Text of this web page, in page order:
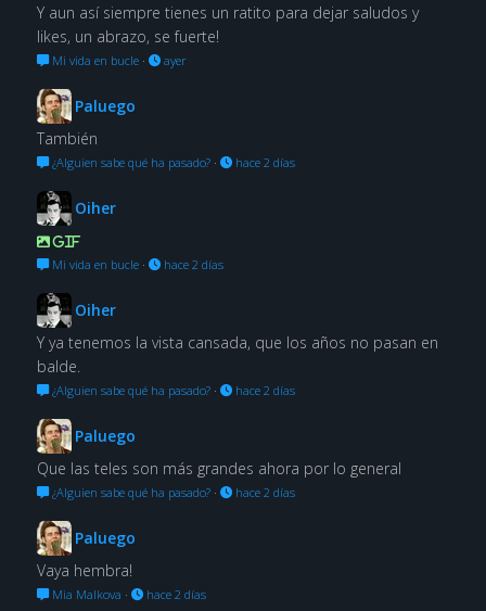
Y aun así siempre tienes un ratito para dejar saludos y
likes, un abrazo, se fuerte!
Mi vida en bucle· ayer
Paluego
También
¿Alguien sabe qué ha pasado?· hace 2 días
Oiher
GIF
Mi vida en bucle· hace 2 días
Oiher
Y ya tenemos la vista cansada, que los años no pasan en
balde.
¿Alguien sabe qué ha pasado?· hace 2 días
Paluego
Que las teles son más grandes ahora por lo general
¿Alguien sabe qué ha pasado?· hace 2 días
Paluego
Vaya hembra!
Mia Malkova · hace 2 días